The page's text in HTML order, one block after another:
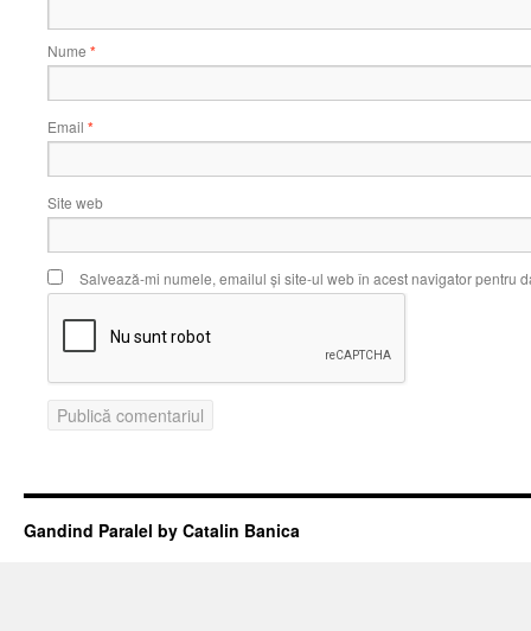
Nume *
Email *
Site web
Salvează-mi numele, emailul și site-ul web în acest navigator pentru
Gandind Paralel by Catalin Banica